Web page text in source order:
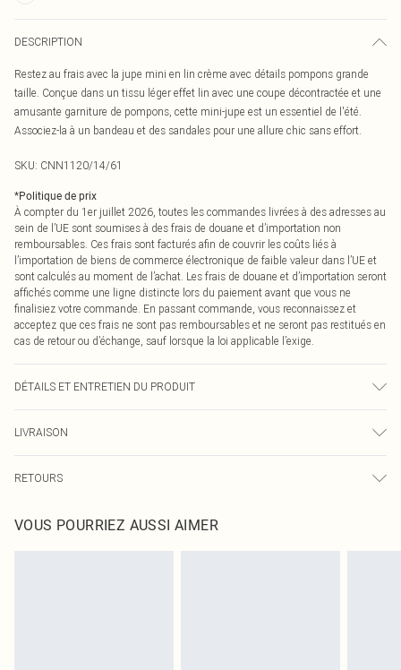
DESCRIPTION
Restez au frais avec la jupe mini en lin crème avec détails pompons grande
taille. Conçue dans un tissu léger effet lin avec une coupe décontractée et une
amusante garniture de pompons, cette mini-jupe est un essentiel de l'été.
Associez-la à un bandeau et des sandales pour une allure chic sans effort.
SKU: CNN1120/14/61
*Politique de prix
À compter du 1er juillet 2026, toutes les commandes livrées à des adresses au
sein de l’UE sont soumises à des frais de douane et d’importation non
remboursables. Ces frais sont facturés afin de couvrir les coûts liés à
l’importation de biens de commerce électronique de faible valeur dans l’UE et
sont calculés au moment de l’achat. Les frais de douane et d’importation seront
affichés comme une ligne distincte lors du paiement avant que vous ne
finalisiez votre commande. En passant commande, vous reconnaissez et
acceptez que ces frais ne sont pas remboursables et ne seront pas restitués en
cas de retour ou d’échange, sauf lorsque la loi applicable l’exige.
DÉTAILS ET ENTRETIEN DU PRODUIT
raison du tissu utilisé, la couleur peut déteindre.
LIVRAISON
Livraison express France
Jusqu'à 2-3 jours ouvrables
RETOURS
pour nous retourner un article.
Veuillez noter que nous ne pouvons pas rembourser les masques tendance, les
VOUS POURRIEZ AUSSI AIMER